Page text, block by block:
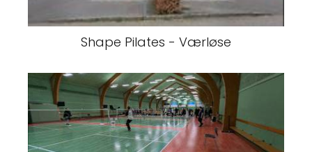
Shape Pilates - Værløse